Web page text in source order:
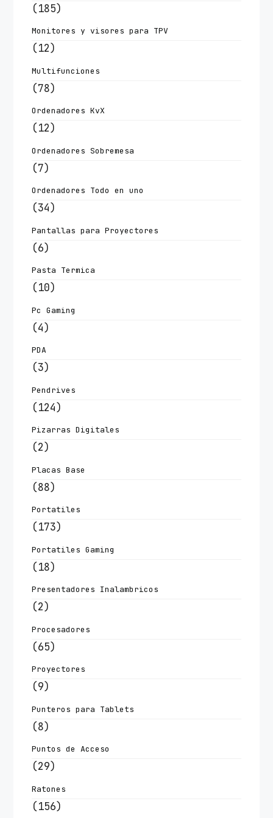
(185)
Monitores y visores para TPV
(12)
Multifunciones
(78)
Ordenadores KvX
(12)
Ordenadores Sobremesa
(7)
Ordenadores Todo en uno
(34)
Pantallas para Proyectores
(6)
Pasta Termica
(10)
Pc Gaming
(4)
PDA
(3)
Pendrives
(124)
Pizarras Digitales
(2)
Placas Base
(88)
Portatiles
(173)
Portatiles Gaming
(18)
Presentadores Inalambricos
(2)
Procesadores
(65)
Proyectores
(9)
Punteros para Tablets
(8)
Puntos de Acceso
(29)
Ratones
(156)